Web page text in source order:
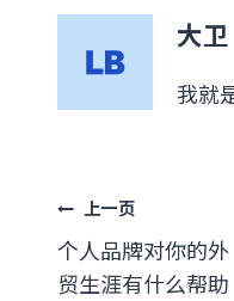
大卫
我就
文
章
上一页
个人品牌对你的外
贸生涯有什么帮助